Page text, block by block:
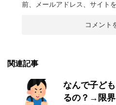
前、メールアドレス、サイト
関連記事
なんで子ど
るの？→限